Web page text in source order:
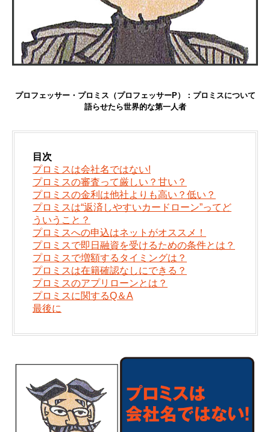
プロフェッサー・プロミス（プロフェッサーP）：プロミスについて
語らせたら世界的な第一人者
目次
プロミスは会社名ではない!
プロミスの審査って厳しい？甘い？
プロミスの金利は他社よりも高い？低い？
プロミスは“返済しやすいカードローン”ってど
ういうこと？
プロミスへの申込はネットがオススメ！
プロミスで即日融資を受けるための条件とは？
プロミスで増額するタイミングは？
プロミスは在籍確認なしにできる？
プロミスのアプリローンとは？
プロミスに関するQ＆A
最後に